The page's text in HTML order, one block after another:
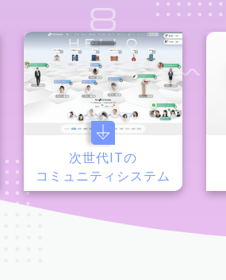
8
次世代ITの
コミュニティシステム